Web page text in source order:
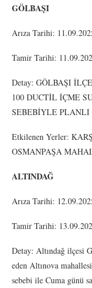
GÖLBAŞI
Arıza Tarihi:
Tamir Tarihi:
Detay: GÖLBAŞI
100 DUCTİL İÇME
SEBEBİYLE
Etkilenen Yerler:
OSMANPAŞA
ALTINDAĞ
Arıza Tarihi:
Tamir Tarihi:
Detay: Altındağ ilçesi
eden Altınova
sebebi ile Cuma günü